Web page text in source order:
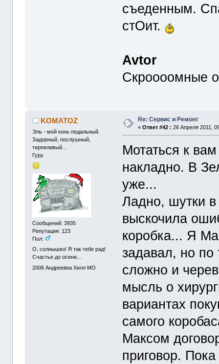
съеденным.
стОит.
Avtor
Скроооомные
KOMATOZ
Эль - мой конь педальный.
Задорный, послушный,
терпеливый...
Гуру
Сообщений: 3935
Репутация: 123
Пол:
О, солнышко! Я так тебе рад!
Счастье до осени...
2006 Андреевка Хилл МО
Re: Сервис и Ремонт
«Ответ #42 : 26 Апреля 2011,
Мотаться к
накладно. В
уже...
Ладно, шутки
выскочила
коробка... Я
задавал, но по
сложно и
мысль о
вариантах
самого
Максом
приговор.